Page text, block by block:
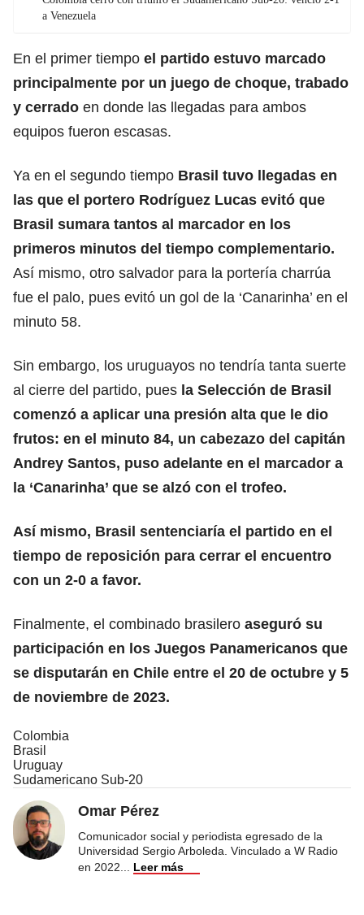
a Venezuela
En el primer tiempo el partido estuvo marcado
principalmente por un juego de choque, trabado
y cerrado en donde las llegadas para ambos
equipos fueron escasas.
Ya en el segundo tiempo Brasil tuvo llegadas en
las que el portero Rodríguez Lucas evitó que
Brasil sumara tantos al marcador en los
primeros minutos del tiempo complementario.
Así mismo, otro salvador para la portería charrúa
fue el palo, pues evitó un gol de la ‘Canarinha’ en el
minuto 58.
Sin embargo, los uruguayos no tendría tanta suerte
al cierre del partido, pues la Selección de Brasil
comenzó a aplicar una presión alta que le dio
frutos: en el minuto 84, un cabezazo del capitán
Andrey Santos, puso adelante en el marcador a
la ‘Canarinha’ que se alzó con el trofeo.
Así mismo, Brasil sentenciaría el partido en el
tiempo de reposición para cerrar el encuentro
con un 2-0 a favor.
Finalmente, el combinado brasilero aseguró su
participación en los Juegos Panamericanos que
se disputarán en Chile entre el 20 de octubre y 5
de noviembre de 2023.
Colombia
Brasil
Uruguay
Sudamericano Sub-20
Omar Pérez
Comunicador social y periodista egresado de la
Universidad Sergio Arboleda. Vinculado a W Radio
en 2022
Leer más